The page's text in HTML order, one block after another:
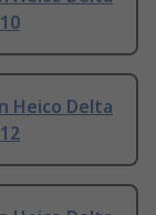
Heico Delta